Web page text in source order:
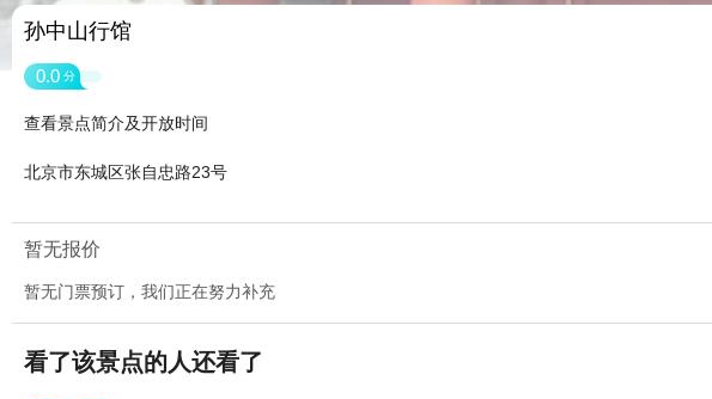
孙中山行馆
0.0 分
查看景点简介及开放时间
北京市东城区张自忠路23号
暂无报价
暂无门票预订，我们正在努力补充
看了该景点的人还看了